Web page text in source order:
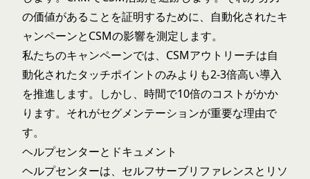
の価値があることを証明するために、自動化されたキ
ャンペーンとCSMの影響を測定します。
私たちのキャンペーンでは、CSMアウトリーチは自
動化されたタッチポイントのみよりも2-3倍高い導入
を推進します。しかし、時間で10倍のコストがかか
ります。それがセグメンテーションが重要な理由で
す。
ヘルプセンターとドキュメント
ヘルプセンターは、セルフサーブリファレンスとリソ